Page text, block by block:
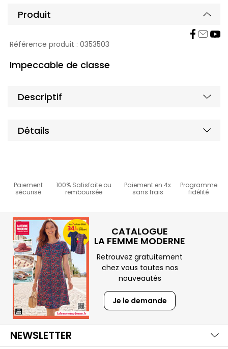
Produit
Référence produit : 0353503
Impeccable de classe
Descriptif
Détails
Paiement
sécurisé
100% Satisfaite ou
remboursée
Paiement en 4x
sans frais
Programme
fidélité
CATALOGUE
LA FEMME MODERNE
Retrouvez gratuitement
chez vous toutes nos
nouveautés
Je le demande
NEWSLETTER